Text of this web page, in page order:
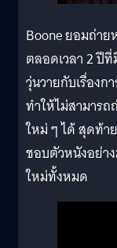
Boone ยอมถ่าย
ตลอดเวลา 2 ปีที่
วุ่นวายกับเรื่อง
ทำให้ไม่สามาร
ใหม่ ๆ ได้ สุดท้า
ชอบตัวหนังอย่า
ใหม่ทั้งหมด